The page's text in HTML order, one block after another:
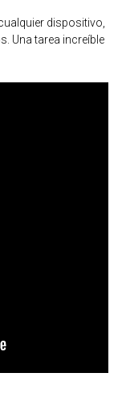
dispositivo,
Una tarea increíble